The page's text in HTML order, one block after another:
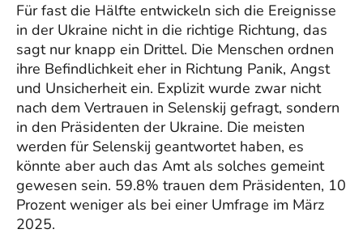
Für fast die Hälfte entwickeln sich die Ereignisse
in der Ukraine nicht in die richtige Richtung, das
sagt nur knapp ein Drittel. Die Menschen ordnen
ihre Befindlichkeit eher in Richtung Panik, Angst
und Unsicherheit ein. Explizit wurde zwar nicht
nach dem Vertrauen in Selenskij gefragt, sondern
in den Präsidenten der Ukraine. Die meisten
werden für Selenskij geantwortet haben, es
könnte aber auch das Amt als solches gemeint
gewesen sein. 59.8% trauen dem Präsidenten, 10
Prozent weniger als bei einer Umfrage im März
2025.